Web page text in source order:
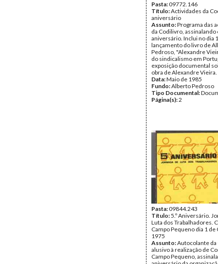
Pasta:09772.146
Título:Actividades da
aniversário
Assunto:Programa das
da Codilivro, assinalando
aniversário. Inclui no dia
lançamento do livro de
Pedroso, "Alexandre
do sindicalismo em
exposição documental
obra de Alexandre Vieira.
Data:Maio de 1985
Fundo:Alberto Pedroso
Tipo Documental:
Página(s):2
Pasta:09844.243
Título:5.º Aniversário.
Luta dos Trabalhadores.
Campo Pequeno dia 1
1975
Assunto:Autocolante da
alusivo à realização de
Campo Pequeno,